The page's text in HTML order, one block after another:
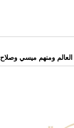
ومنهم ميسي وصلاح